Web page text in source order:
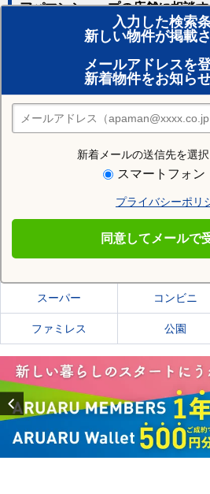
入力した検索
新しい物件が掲載
メールアドレスを
新着物件をお知らせ
新着メールの送信先を選
スマートフォン
プライバシーポリ
同意してメールで
アパマンショップの店舗に相談
賃貸のプロがお部屋探し！
おまかせ物件リクエスト
住みたい街の店舗を探す
店舗検索
住む街研究所で足柄上郡開成町の
足柄上郡開成町の施設一覧
スーパー コンビニ
ファミレス 公園
Previous